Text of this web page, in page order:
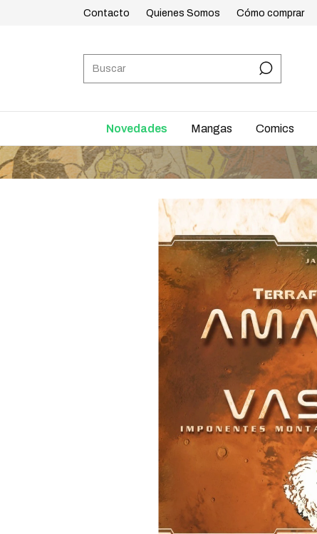
Contacto Quienes Somos Cómo comprar
Novedades Mangas Comics